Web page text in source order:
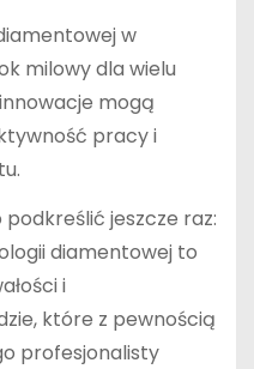
w
milowy dla wielu
mogą
pracy i
jeszcze raz:
diamentowej to
i
które z pewnością
profesjonalisty